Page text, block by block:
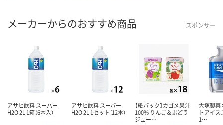
メーカーからのおすすめ商品 スポンサー
アサヒ飲料 スーパー
H2O 2L 1箱（6本入）
アサヒ飲料 スーパー
H2O 2L 1セット（12本）
【紙パック】カゴメ果汁
100% りんご＆ぶどう
ジュー…
大塚製薬
トアイス
1…